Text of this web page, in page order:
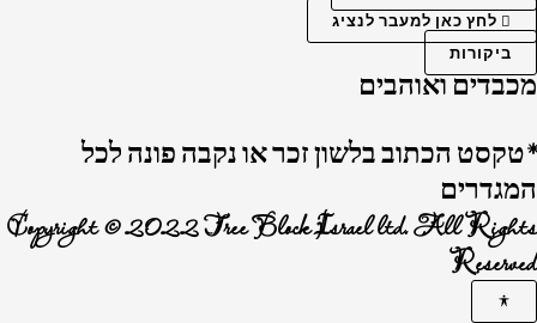
לחץ כאן למעבר לנציג
ביקורות
מכבדים ואוהבים
*טקסט הכתוב בלשון זכר או נקבה פונה לכל
המגדרים
Copyright © 2022 Tree Block Israel ltd. All Rights
Reserved